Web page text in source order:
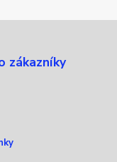
zákazníky